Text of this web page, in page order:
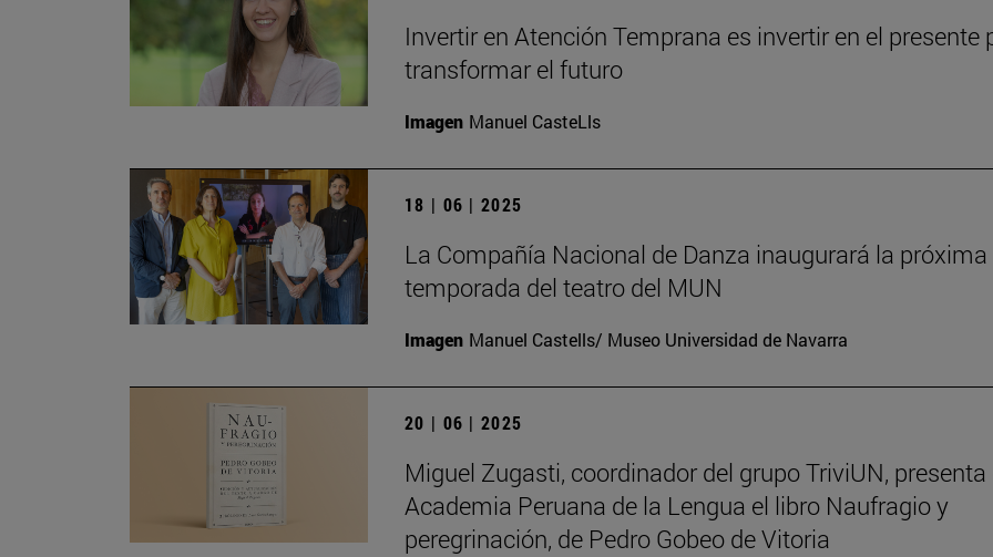
Invertir en Atención Temprana es invertir en el presente
transformar el futuro
Imagen Manuel CasteLls
18 | 06 | 2025
La Compañía Nacional de Danza inaugurará la próxima
temporada del teatro del MUN
Imagen Manuel Castells/ Museo Universidad de Navarra
20 | 06 | 2025
Miguel Zugasti, coordinador del grupo TriviUN, presenta
Academia Peruana de la Lengua el libro Naufragio y
peregrinación, de Pedro Gobeo de Vitoria